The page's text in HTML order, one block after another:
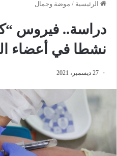
الرئيسية / موضة وجمال
دراسة.. فيروس
نشطا في أعضاء
27 ديسمبر، 2021